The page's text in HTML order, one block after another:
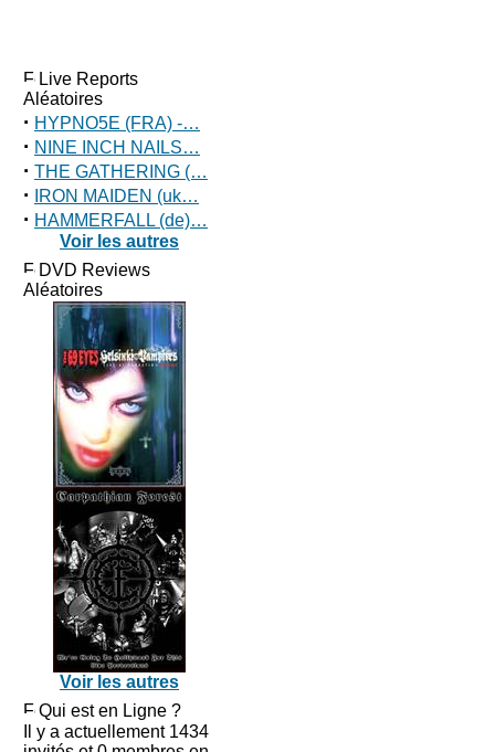
Live Reports
Aléatoires
· HYPNO5E (FRA) -…
· NINE INCH NAILS…
· THE GATHERING (…
· IRON MAIDEN (uk…
· HAMMERFALL (de)…
Voir les autres
DVD Reviews
Aléatoires
Voir les autres
Qui est en Ligne ?
Il y a actuellement 1434